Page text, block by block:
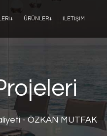
+ ÜRÜNLER+ İLETIŞIM
- ÖZKAN MUTFAK